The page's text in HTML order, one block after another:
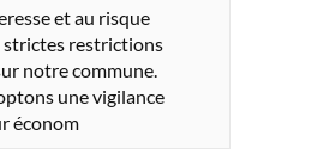
et au risque
strictes restrictions
notre commune.
une vigilance
économ